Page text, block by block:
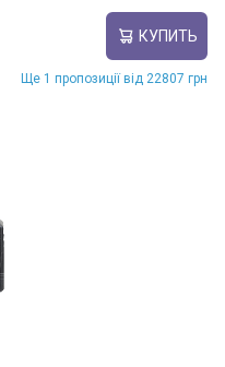
КУПИТЬ
Ще 1 пропозиції від 22807 грн